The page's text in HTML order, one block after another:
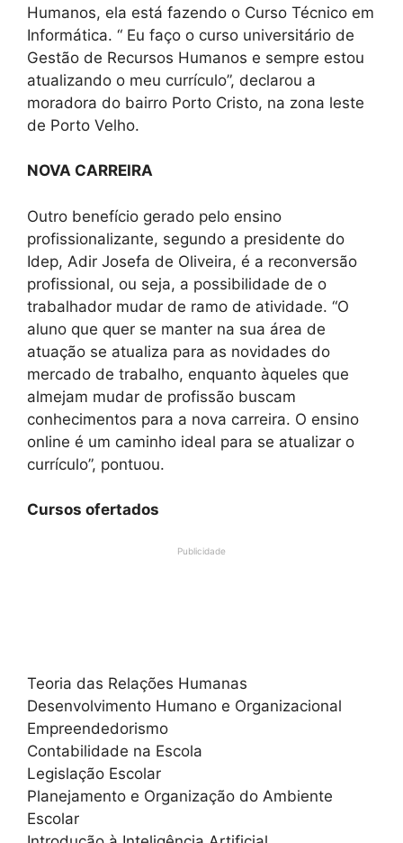
Humanos, ela está fazendo o Curso Técnico em
Informática. “ Eu faço o curso universitário de
Gestão de Recursos Humanos e sempre estou
atualizando o meu currículo”, declarou a
moradora do bairro Porto Cristo, na zona leste
de Porto Velho.
NOVA CARREIRA
Outro benefício gerado pelo ensino
profissionalizante, segundo a presidente do
Idep, Adir Josefa de Oliveira, é a reconversão
profissional, ou seja, a possibilidade de o
trabalhador mudar de ramo de atividade. “O
aluno que quer se manter na sua área de
atuação se atualiza para as novidades do
mercado de trabalho, enquanto àqueles que
almejam mudar de profissão buscam
conhecimentos para a nova carreira. O ensino
online é um caminho ideal para se atualizar o
currículo”, pontuou.
Cursos ofertados
Publicidade
Teoria das Relações Humanas
Desenvolvimento Humano e Organizacional
Empreendedorismo
Contabilidade na Escola
Legislação Escolar
Planejamento e Organização do Ambiente
Escolar